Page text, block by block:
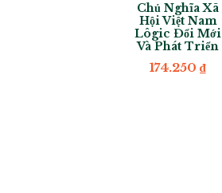
Chủ Nghĩa Xã
Hội Việt Nam
Lôgic Đổi Mới
Và Phát Triển
174.250₫